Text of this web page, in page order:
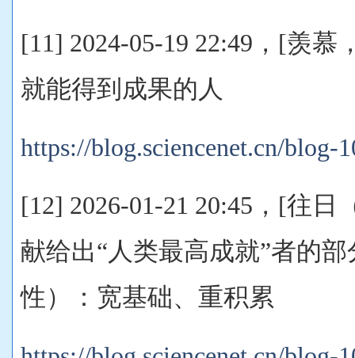
[11] 2024-05-19 22:49，[羡
就能得到成果的人
https://blog.sciencenet.cn/blog-
[12] 2026-01-21 20:45，[往日
献给出“人类最高成就”者的
性）：宽基础、重积累